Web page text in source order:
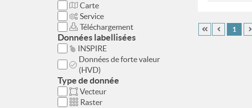
Carte
Service
Téléchargement
Données labellisées
INSPIRE
Données de forte valeur
(HVD)
Type de donnée
Vecteur
Raster
1